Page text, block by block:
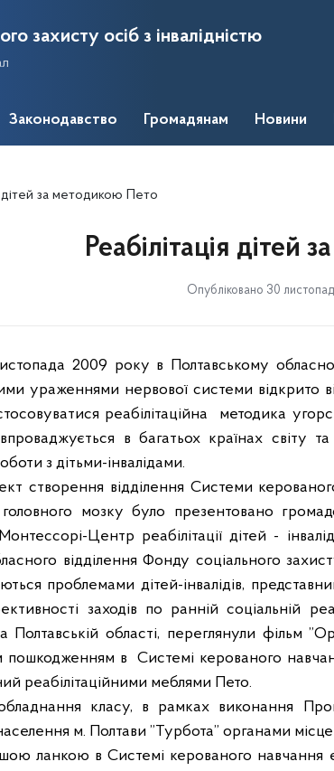
захисту осіб з інвалідністю
Законодавство Громадянам Новини
дітей за методикою Пето
Реабілітація дітей
Опубліковано 30
2009 року в Полтавському
ураженнями нервової системи відкрито
реабілітаційна
методика
в багатьох країнах світу
з дітьми-інвалідами.
створення відділення Системи
мозку було презентовано
Центр реабілітації дітей -
відділення Фонду соціального
проблемами дітей-інвалідів,
заходів по ранній соціальній
Полтавській області, переглянули фільм
пошкодженням в
Системі керованого
реабілітаційними меблями Пето.
класу, в рамках виконання
м. Полтави ”Турбота” органами
ланкою в Системі керованого навчання є